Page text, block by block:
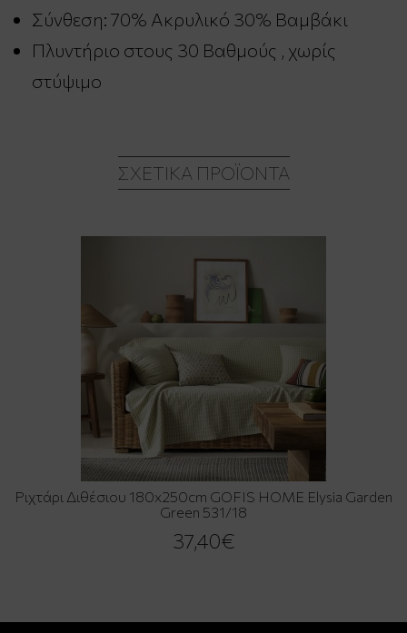
Σύνθεση: 70% Ακρυλικό 30% Βαμβάκι
Πλυντήριο στους 30 Βαθμούς , χωρίς
στύψιμο
ΣΧΕΤΙΚΆ ΠΡΟΪΌΝΤΑ
Ριχτάρι Διθέσιου 180x250cm GOFIS HOME Elysia Garden
Green 531/18
37,40€